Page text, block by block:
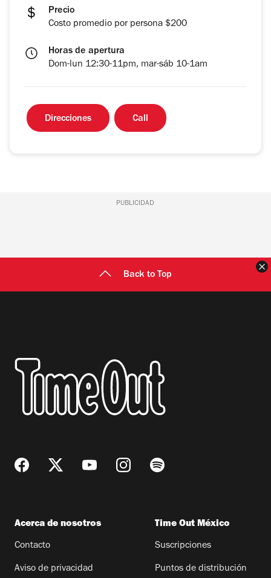
Precio
Costo promedio por persona $200
Horas de apertura
Dom-lun 12:30-11pm, mar-sáb 10-1am
Direcciones Call
PUBLICIDAD
Back to Top
Acerca de nosotros
Contacto
Aviso de privacidad
Time Out México
Suscripciones
Puntos de distribución